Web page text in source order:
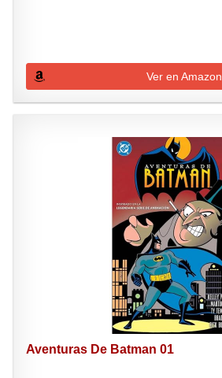
Ver en Amazon
Aventuras De Batman 01